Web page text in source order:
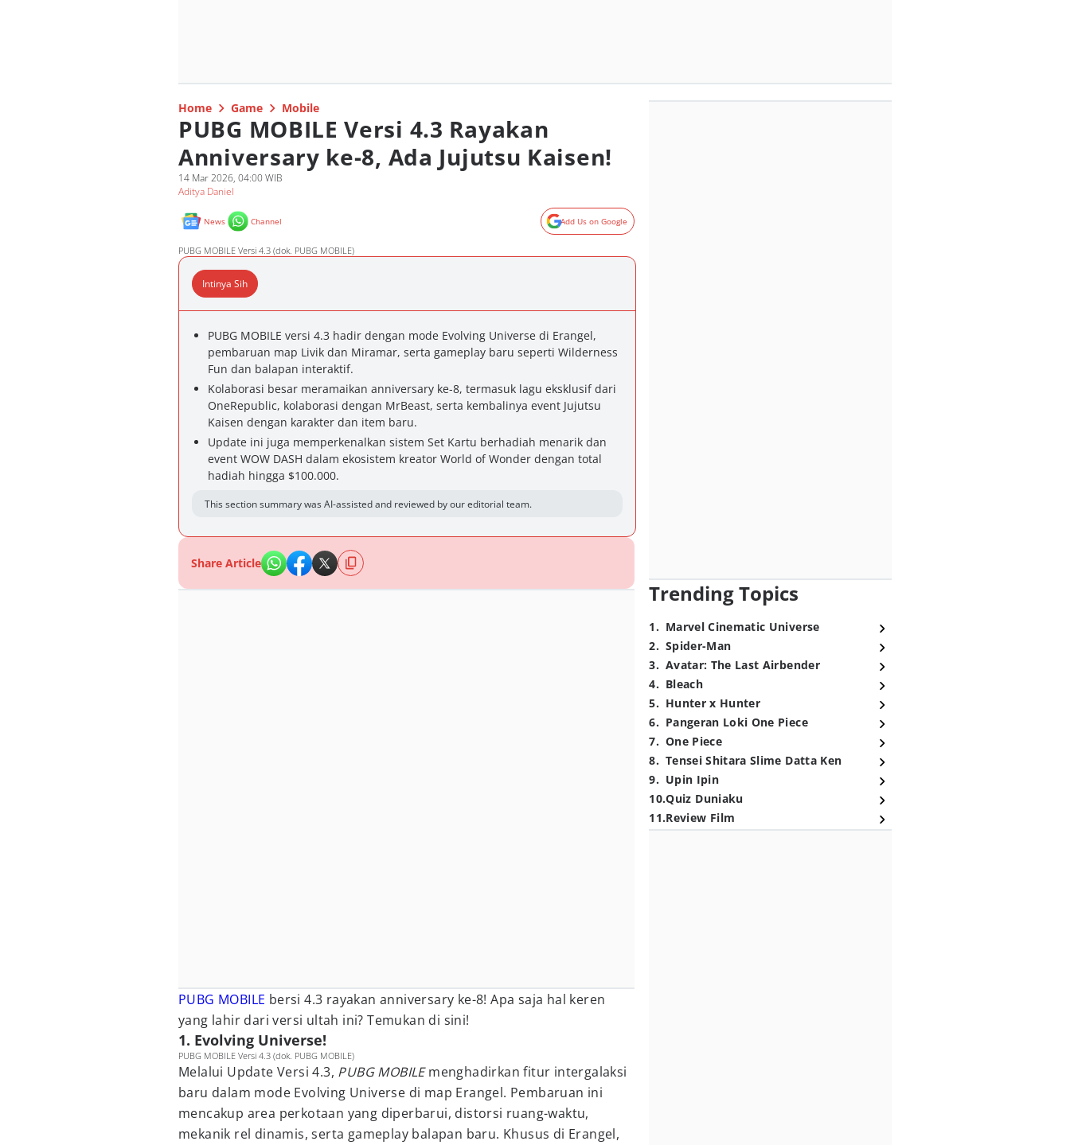
Home Game Mobile
PUBG MOBILE Versi 4.3 Rayakan
Anniversary ke-8, Ada Jujutsu Kaisen!
14 Mar 2026, 04:00 WIB
Aditya Daniel
News Channel Add Us on Google
PUBG MOBILE Versi 4.3 (dok. PUBG MOBILE)
Intinya Sih
PUBG MOBILE versi 4.3 hadir dengan mode Evolving Universe di Erangel,
pembaruan map Livik dan Miramar, serta gameplay baru seperti Wilderness
Fun dan balapan interaktif.
Kolaborasi besar meramaikan anniversary ke-8, termasuk lagu eksklusif dari
OneRepublic, kolaborasi dengan MrBeast, serta kembalinya event Jujutsu
Kaisen dengan karakter dan item baru.
Update ini juga memperkenalkan sistem Set Kartu berhadiah menarik dan
event WOW DASH dalam ekosistem kreator World of Wonder dengan total
hadiah hingga $100.000.
This section summary was AI-assisted and reviewed by our editorial team.
Share Article
PUBG MOBILE bersi 4.3 rayakan anniversary ke-8! Apa saja hal keren
yang lahir dari versi ultah ini? Temukan di sini!
1. Evolving Universe!
PUBG MOBILE Versi 4.3 (dok. PUBG MOBILE)
Melalui Update Versi 4.3, PUBG MOBILEmenghadirkan fitur intergalaksi
baru dalam mode Evolving Universe di map Erangel. Pembaruan ini
mencakup area perkotaan yang diperbarui, distorsi ruang-waktu,
mekanik rel dinamis, serta gameplay balapan baru. Khusus di Erangel,
Trending Topics
1. Marvel Cinematic Universe
2. Spider-Man
3. Avatar: The Last Airbender
4. Bleach
5. Hunter x Hunter
6. Pangeran Loki One Piece
7. One Piece
8. Tensei Shitara Slime Datta Ken
9. Upin Ipin
10.Quiz Duniaku
11.Review Film